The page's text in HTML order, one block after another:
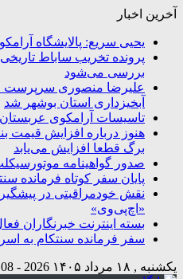
آخرین اخبار
یحیی سریع: پالایشگاه
پرونده تخریب ساباط
بررسی می‌شود
علیرضا منصوری سرپرست
آبخیزداری استان بوشهر شد
تاسیسات آرامکوی
هنوز درباره افزایش قیمت
برگ قطعا افزایش می‌یابد
صدور گواهینامه
پایان سفر کوتاه فرمانده
نقش خودمراقبتی در
«اچ‌پی‌وی»
بسته اینترنت خبرنگاران
سفر فرمانده سنتکام به
یکشنبه , ۱۸ مرداد ۱۴۰۵ 2026 - 08 - 09